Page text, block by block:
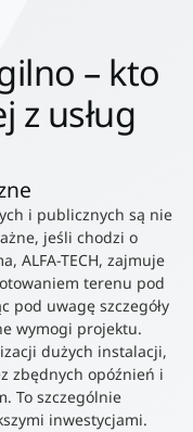
– kto
z usług
i publicznych są nie
jeśli chodzi o
ALFA-TECH, zajmuje
terenu pod
uwagę szczegóły
wymogi projektu.
dużych instalacji,
zbędnych opóźnień i
To szczególnie
inwestycjami.